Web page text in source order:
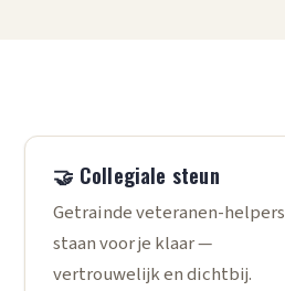
🤝 Collegiale steun
Getrainde veteranen-helpers
staan voor je klaar —
vertrouwelijk en dichtbij.